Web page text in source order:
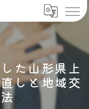
た山形県上
しと地域交